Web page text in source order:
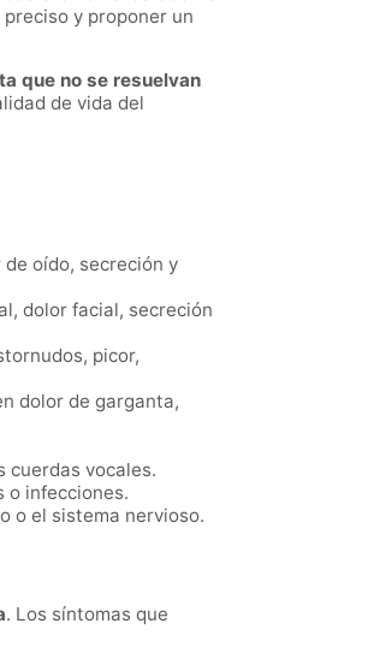
y proponer un
que no se resuelvan
de vida del
oído, secreción y
dolor facial, secreción
picor,
dolor de garganta,
cuerdas vocales.
o infecciones.
o el sistema nervioso.
. Los síntomas que